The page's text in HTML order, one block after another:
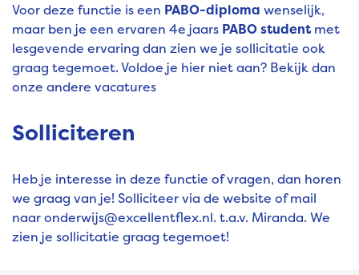
Voor deze functie is een PABO-diploma wenselijk,
maar ben je een ervaren 4e jaars PABOstudentmet
lesgevende ervaring dan zien we je sollicitatie ook
graag tegemoet. Voldoe je hier niet aan? Bekijk dan
onze andere vacatures
Solliciteren
Heb je interesse in deze functie of vragen, dan horen
we graag van je! Solliciteer via de website of mail
naar onderwijs@excellentflex.nl. t.a.v. Miranda. We
zien je sollicitatie graag tegemoet!